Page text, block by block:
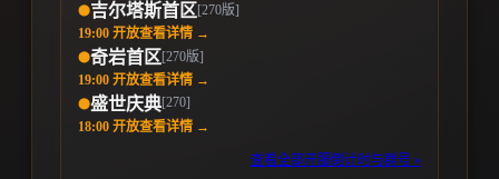
⬤吉尔塔斯首区 [270版]
19:00 开放查看详情 →
⬤奇岩首区 [270版]
19:00 开放查看详情 →
⬤盛世庆典[270]
18:00 开放查看详情 →
查看全部开服倒计时与群号 »